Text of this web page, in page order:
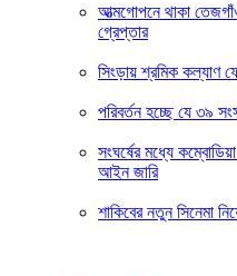
আত্মগোপনে থাকা
গ্রেপ্তার
সিংড়ায় শ্রমিক কল্যাণ
পরিবর্তন হচ্ছে যে ৩৯
সংঘর্ষের মধ্যে
আইন জারি
শাকিবের নতুন সিনেমা